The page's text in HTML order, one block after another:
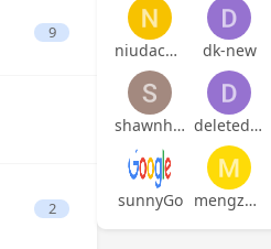
9
2
niudachun dk-new
shawnhuangyh deletedaccount
sunnyGo mengzehe